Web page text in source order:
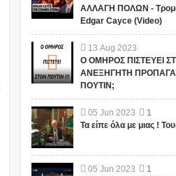
ΑΛΛΑΓΗ ΠΟΛΩΝ -
Edgar Cayce (Video)
13 Aug 2023
Ο ΟΜΗΡΟΣ ΠΙΣΤΕΥΕΙ
ΑΝΕΞΗΓΗΤΗ
ΠΟΥΤΙΝ;
05 Jun 2023
1
Τα είπε όλα με μιας !
05 Jun 2023
1